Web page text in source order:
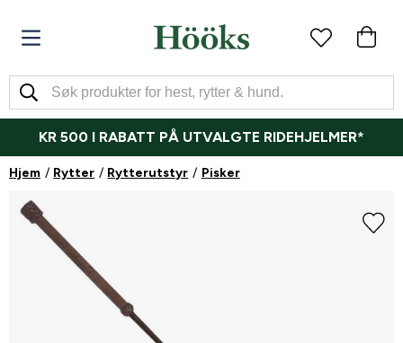
KR 500 I RABATT PÅ UTVALGTE RIDEHJELMER*
Hjem Rytter Rytterutstyr Pisker